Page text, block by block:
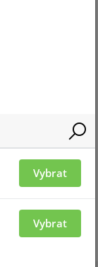
Vybrat
Vybrat